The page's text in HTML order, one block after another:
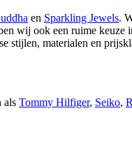
en Sparkling Jewels.
wij ook een ruime
stijlen, materialen en
als Tommy Hilfiger, Seiko,